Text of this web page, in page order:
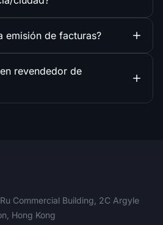
emisión de facturas?
revendedor de
Commercial Building, 2C Argyle
Hong Kong